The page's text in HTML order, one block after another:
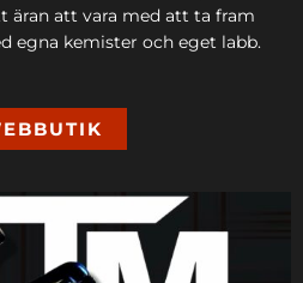
äran att vara med att ta fram
egna kemister och eget labb.